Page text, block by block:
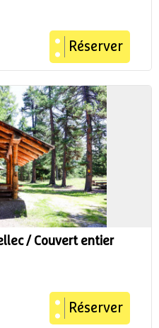
Réserver
/ Couvert entier
Réserver